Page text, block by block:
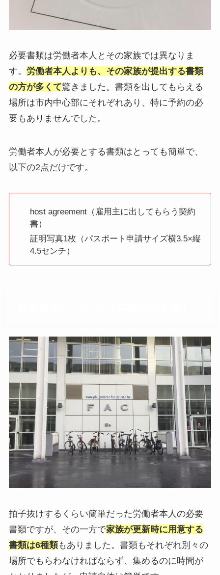
必要書類は労働者本人とその家族では異なりま
す。 労働者本人よりも、その家族が提出する書類
の方が多くて驚きました。書類を出してもらえる
場所は市内中心部にそれぞれあり、特に予約の必
要もありませんでした。
労働者本人が必要とする書類はとっても簡単で、
以下の2点だけです。
host agreement（雇用主に出してもらう契約
書）
証明写真1枚（パスポート申請サイズ横3.5×縦
4.5センチ）
拍子抜けするくらい簡単だった労働者本人の必要
書類ですが、その一方で家族が更新時に用意する
書類は6種類もありました。書類もそれぞれ別々の
場所でもらわなければならず、集めるのに時間が